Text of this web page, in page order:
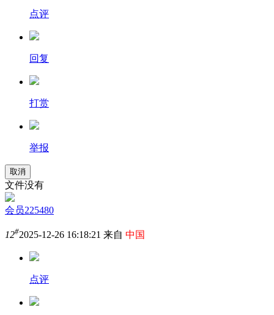
点评
回复
打赏
举报
取消
文件没有
会员225480
12#2025-12-26 16:18:21 来自 中国
点评